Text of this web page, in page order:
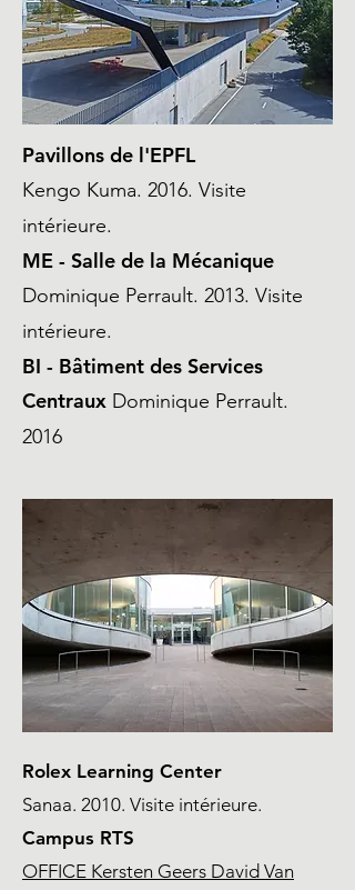
Pavillons de l'EPFL
Kengo Kuma. 2016. Visite
intérieure.
ME - Salle de la Mécanique
Dominique Perrault. 2013. Visite
intérieure.
BI - Bâtiment des Services
Centraux Dominique Perrault.
2016
Rolex Learning Center
Sanaa. 2010. Visite intérieure.
Campus RTS
OFFICE Kersten Geers David Van